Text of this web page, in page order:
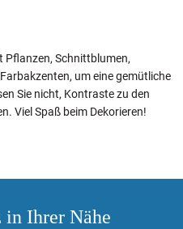
Pflanzen, Schnittblumen,
um eine gemütliche
Sie nicht, Kontraste zu den
Viel Spaß beim Dekorieren!
in Ihrer Nähe